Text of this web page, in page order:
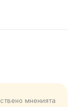
мненията